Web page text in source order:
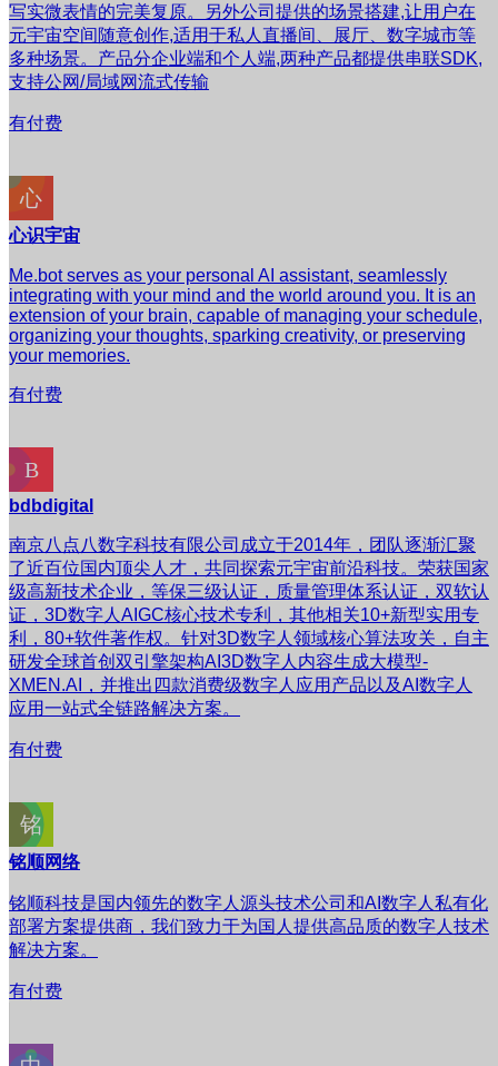
写实微表情的完美复原。另外公司提供的场景搭建,让用户在
元宇宙空间随意创作,适用于私人直播间、展厅、数字城市等
多种场景。产品分企业端和个人端,两种产品都提供串联SDK,
支持公网/局域网流式传输
有付费
心识宇宙
Me.bot serves as your personal AI assistant, seamlessly
integrating with your mind and the world around you. It is an
extension of your brain, capable of managing your schedule,
organizing your thoughts, sparking creativity, or preserving
your memories.
有付费
bdbdigital
南京八点八数字科技有限公司成立于2014年，团队逐渐汇聚
了近百位国内顶尖人才，共同探索元宇宙前沿科技。荣获国家
级高新技术企业，等保三级认证，质量管理体系认证，双软认
证，3D数字人AIGC核心技术专利，其他相关10+新型实用专
利，80+软件著作权。针对3D数字人领域核心算法攻关，自主
研发全球首创双引擎架构AI3D数字人内容生成大模型-
XMEN.AI，并推出四款消费级数字人应用产品以及AI数字人
应用一站式全链路解决方案。
有付费
铭顺网络
铭顺科技是国内领先的数字人源头技术公司和AI数字人私有化
部署方案提供商，我们致力于为国人提供高品质的数字人技术
解决方案。
有付费